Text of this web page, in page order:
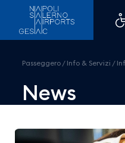
GESAC e
Passeggero / Info & Servizi /
News